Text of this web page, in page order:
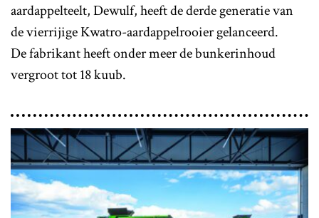
aardappelteelt, Dewulf, heeft de derde generatie van
de vierrijige Kwatro-aardappelrooier gelanceerd.
De fabrikant heeft onder meer de bunkerinhoud
vergroot tot 18 kuub.